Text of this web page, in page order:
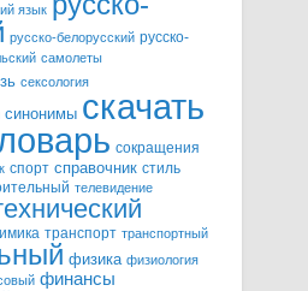
язык
русско-белорусский русско-
самолеты
сексология
синонимы скачать
сокращения
спорт справочник стиль
телевидение
транспорт транспортный
физика физиология
финансы